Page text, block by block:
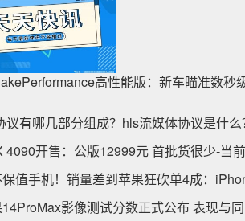
高性能版：新车瞄准数秒
议有哪几部分组成？hls流媒体协议是什么
4090开售：公版12999元 首批货很少-当
值手机！销量差到苹果狂砍单4成：
影像测试分数正式公布 表现与